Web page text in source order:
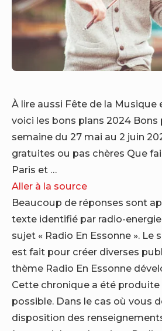
À lire aussi Fête de la Musique
voici les bons plans 2024 Bons
semaine du 27 mai au 2 juin
gratuites ou pas chères Que
Paris et …
Aller à la source
Beaucoup de réponses sont
texte identifié par radio-
sujet « Radio En Essonne ». Le
est fait pour créer diverses
thème Radio En Essonne
Cette chronique a été
possible. Dans le cas où vous
disposition des